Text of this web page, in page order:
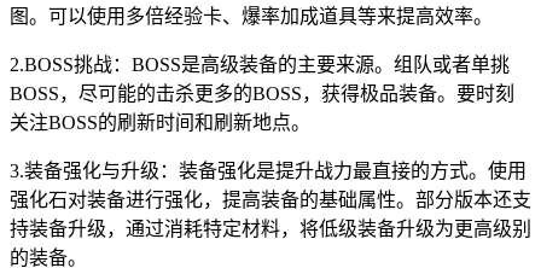
图。可以使用多倍经验卡、爆率加成道具等来提高效率。
2.BOSS挑战：BOSS是高级装备的主要来源。组队或者单挑
BOSS，尽可能的击杀更多的BOSS，获得极品装备。要时刻
关注BOSS的刷新时间和刷新地点。
3.装备强化与升级：装备强化是提升战力最直接的方式。使用
强化石对装备进行强化，提高装备的基础属性。部分版本还支
持装备升级，通过消耗特定材料，将低级装备升级为更高级别
的装备。